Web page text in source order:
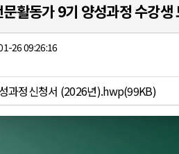
활동가 9기 양성과정 수강생
26 09:26:16
과정신청서 (2026년).hwp(99KB)